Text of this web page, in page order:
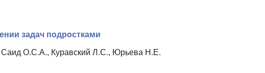
задач подростками
О.С.А., Куравский Л.С., Юрьева Н.Е.